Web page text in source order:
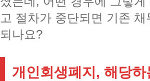
고 절차가 중단되면 기존 채
되나요?
개인회생폐지, 해당하